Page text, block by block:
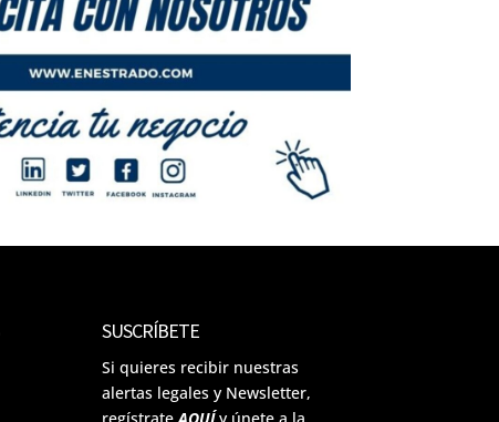
SUSCRÍBETE
Si quieres recibir nuestras
alertas legales y Newsletter,
regístrateAQUÍ y únete a la